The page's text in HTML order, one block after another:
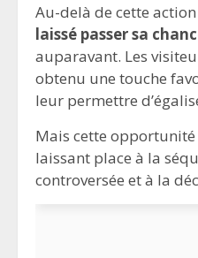
Au-delà de cette
laissé passer sa
auparavant. Les
obtenu une touche
leur permettre
Mais cette opportunité
laissant place à la
controversée et à la